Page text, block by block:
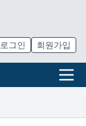
로그인 회원가입